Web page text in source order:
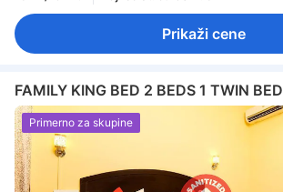
Prikaži cene
FAMILY KING BED 2 BEDS 1 TWIN BED
Primerno za skupine